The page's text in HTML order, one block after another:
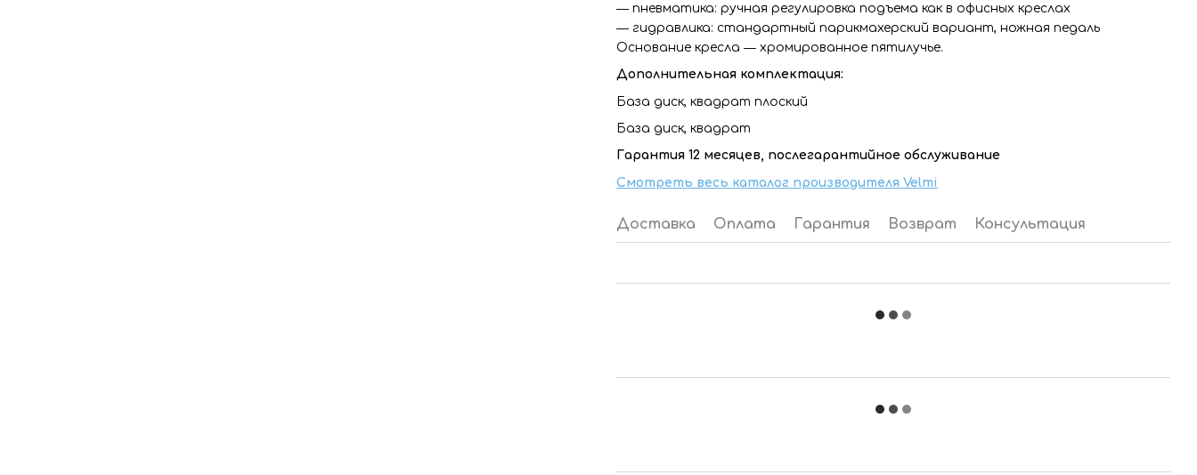
― пневматика: ручная регулировка подъема как в офисных креслах
― гидравлика: стандартный парикмахерский вариант, ножная педаль
Основание кресла ― хромированное пятилучье.
Дополнительная комплектация:
База диск, квадрат плоский
База диск, квадрат
Гарантия 12 месяцев, послегарантийное обслуживание
Смотреть весь каталог производителя Velmi
Доставка Оплата Гарантия Возврат Консультация